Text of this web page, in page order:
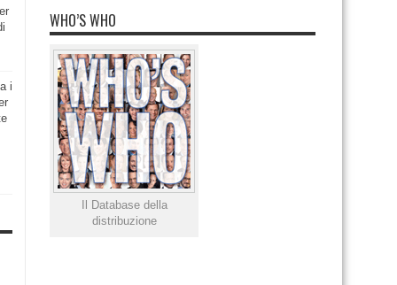
i
WHO’S WHO
Il Database della
distribuzione